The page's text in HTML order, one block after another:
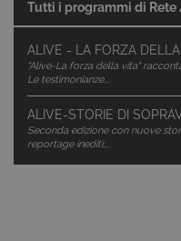
Tutti i programmi di Rete
ALIVE - LA FORZA
"Alive-La forza della vita"
Le testimonianze...
ALIVE-STORIE DI
Seconda edizione con nuove
reportage inediti;...